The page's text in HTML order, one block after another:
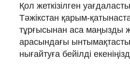
Қол жеткізілген
Тәжікстан қарым-
тұрғысынан аса маңызды
арасындағы
нығайтуға бейілді